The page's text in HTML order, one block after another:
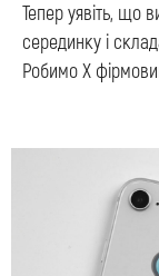
Тепер уявіть, що
серединку і
Робимо Х